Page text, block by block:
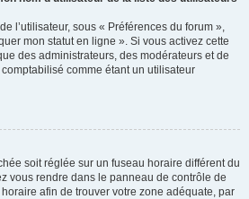
l’utilisateur, sous « Préférences du forum »,
mon statut en ligne ». Si vous activez cette
des administrateurs, des modérateurs et de
comme étant un utilisateur
soit réglée sur un fuseau horaire différent du
vous rendre dans le panneau de contrôle de
horaire afin de trouver votre zone adéquate, par